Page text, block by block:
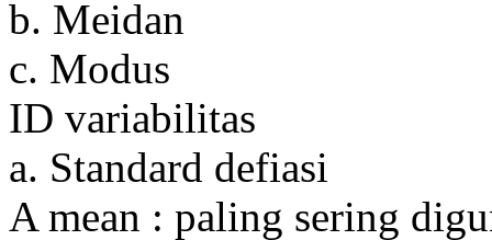
b. Meidan
c. Modus
ID variabilitas
a. Standard defiasi
A mean : paling sering